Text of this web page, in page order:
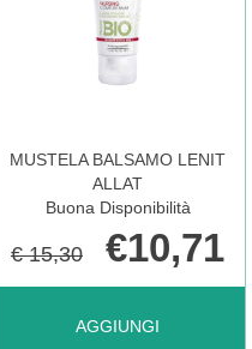
MUSTELA BALSAMO LENIT
ALLAT
Buona Disponibilità
€ 15,30 €10,71
AGGIUNGI
AGGIUNGI MUSTELA